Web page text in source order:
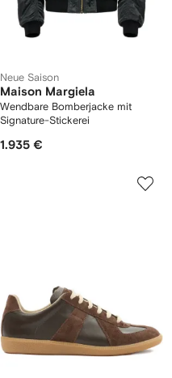
Neue Saison
Maison Margiela
Wendbare Bomberjacke mit
Signature-Stickerei
1.935 €